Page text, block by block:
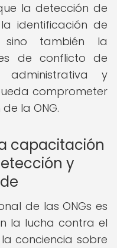
la detección de
identificación de
sino también la
de conflicto de
administrativa y
comprometer
la ONG.
capacitación
y
de las ONGs es
la lucha contra el
conciencia sobre